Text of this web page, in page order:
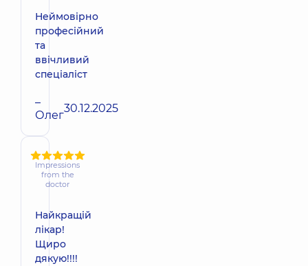
Неймовірно
професійний
та
ввічливий
спеціаліст
–
Олег30.12.2025
Impressions
from the
doctor
Найкращій
лікар!
Щиро
дякую!!!!